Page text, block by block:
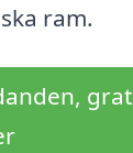
ram.